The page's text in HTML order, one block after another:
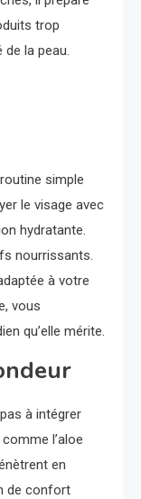
trop
la peau.
simple
le visage avec
hydratante.
nourrissants.
à votre
vous
qu’elle mérite.
à intégrer
l’aloe
en
de confort